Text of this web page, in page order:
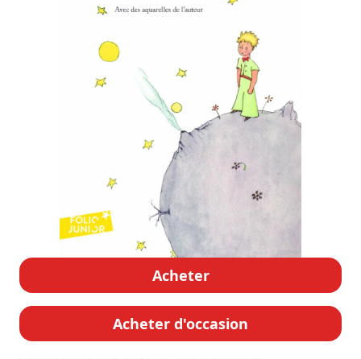
Acheter
Acheter d'occasion